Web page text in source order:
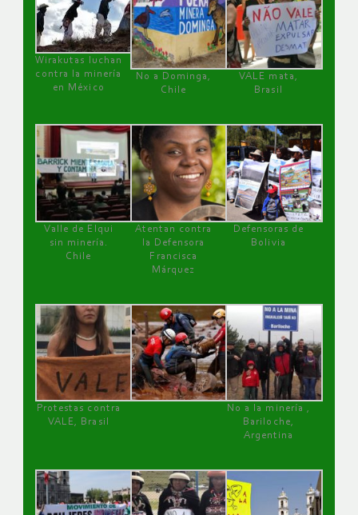
Wirakutas luchan
contra la minería
en México
No a Dominga,
Chile
VALE mata,
Brasil
Valle de Elqui
sin minería.
Chile
Atentan contra
la Defensora
Francisca
Márquez
Defensoras de
Bolivia
Protestas contra
VALE, Brasil
No a la minería ,
Bariloche,
Argentina